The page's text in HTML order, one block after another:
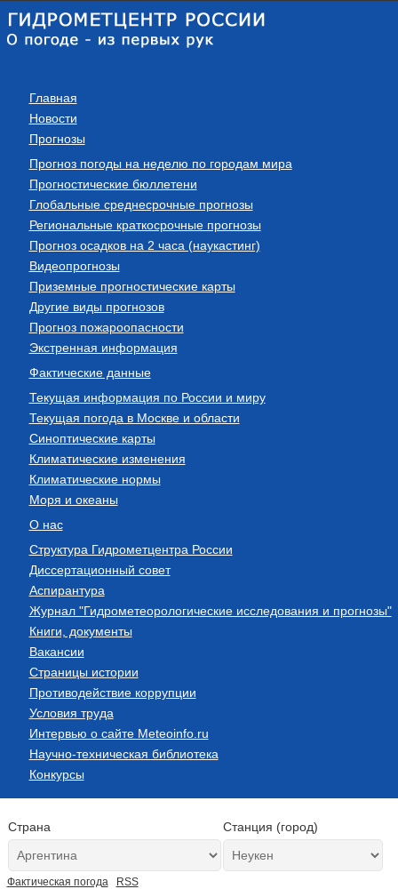
Главная
Новости
Прогнозы
Прогноз погоды на неделю по городам мира
Прогностические бюллетени
Глобальные среднесрочные прогнозы
Региональные краткосрочные прогнозы
Прогноз осадков на 2 часа (наукастинг)
Видеопрогнозы
Приземные прогностические карты
Другие виды прогнозов
Прогноз пожароопасности
Экстренная информация
Фактические данные
Текущая информация по России и миру
Текущая погода в Москве и области
Синоптические карты
Климатические изменения
Климатические нормы
Моря и океаны
О нас
Структура Гидрометцентра России
Диссертационный совет
Аспирантура
Журнал "Гидрометеорологические исследования и прогнозы"
Книги, документы
Вакансии
Страницы истории
Противодействие коррупции
Условия труда
Интервью о сайте Meteoinfo.ru
Научно-техническая библиотека
Конкурсы
Страна Станция (город)
Фактическая погода RSS